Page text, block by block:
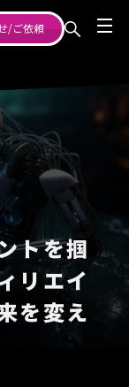
/ご依頼
トを掴
リエイ
を変え